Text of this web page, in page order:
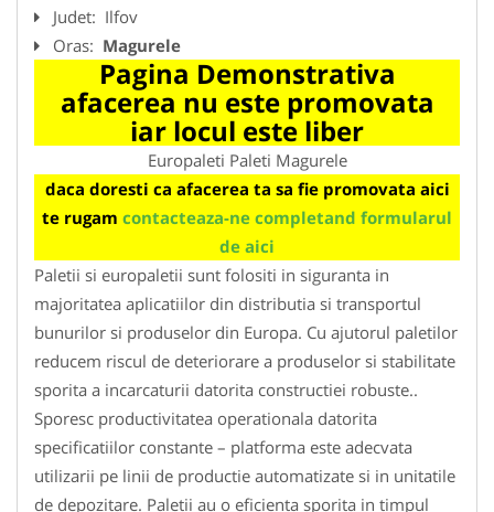
Judet: Ilfov
Oras: Magurele
Pagina Demonstrativa
afacerea nu este promovata
iar locul este liber
Europaleti Paleti Magurele
daca doresti ca afacerea ta sa fie promovata aici
te rugam contacteaza-ne completand formularul
de aici
Paletii si europaletii sunt folositi in siguranta in
majoritatea aplicatiilor din distributia si transportul
bunurilor si produselor din Europa. Cu ajutorul paletilor
reducem riscul de deteriorare a produselor si stabilitate
sporita a incarcaturii datorita constructiei robuste..
Sporesc productivitatea operationala datorita
specificatiilor constante – platforma este adecvata
utilizarii pe linii de productie automatizate si in unitatile
de depozitare. Paletii au o eficienta sporita in timpul